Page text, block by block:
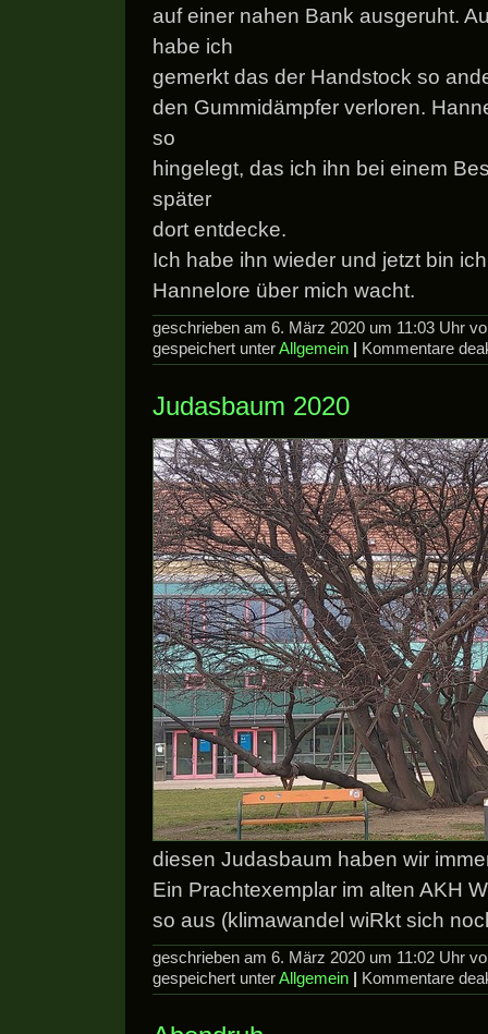
auf einer nahen Bank ausgeruht.
habe ich
gemerkt das der Handstock so
den Gummidämpfer verloren.
so
hingelegt, das ich ihn bei einem
später
dort entdecke.
Ich habe ihn wieder und jetzt bin
Hannelore über mich wacht.
geschrieben am 6. März 2020 um 11:03 Uhr
gespeichert unterAllgemein Kommentare
Judasbaum 2020
diesen Judasbaum haben wir
Ein Prachtexemplar im alten AKH
so aus (klimawandel wiRkt sich
geschrieben am 6. März 2020 um 11:02 Uhr
gespeichert unterAllgemein Kommentare